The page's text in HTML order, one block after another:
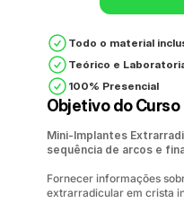
Todo o material
Teórico e
100% Presencial
Objetivo do Curso
Mini-Implantes
sequência de arcos e
Fornecer informações
extrarradicular em crista